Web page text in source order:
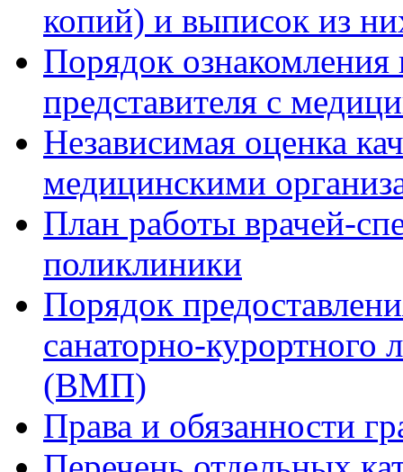
копий) и выписок из
Порядок ознакомления
представителя с
Независимая оценка
медицинскими
План работы врачей-
поликлиники
Порядок
санаторно-
(ВМП)
Права и обязанности